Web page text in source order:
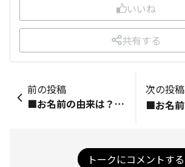
いいね
共有する
前の投稿
■お名前の由来は？ 天野屋利兵衛は男でごさると、儀を通した方の名前拝借 個人事業の屋号の兼ね合いもありです ■何のプロフィール写真？ コアジサシの雛がカラスに威嚇してるところ(笑) この後カラスにやられそうになった所、親鳥の急降下攻撃でカラスを排除してました❗ ■初めて買ったTORQUEと、そのきっかけは？ ５Gを家内が購入し、それを気に入ってしまったので ■趣味やお仕事を可能な範囲で教えてください！ 趣味：バイク、車、動力の付いている物、改造‼️、あと酒🍶 仕事：自動車の電装屋さん ■TORQUE STYLEでこんなことが知りたい・話したい！ 楽しい話、初めて見る聞くする話 ■最後にひとこと ボチボチ投稿するのでよろしくお願いいたします❗
次の投稿
トークにコメントする